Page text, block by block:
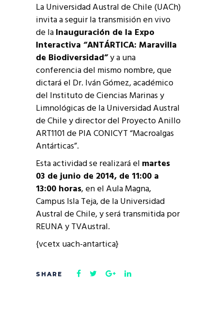
La Universidad Austral de Chile (UACh)
invita a seguir la transmisión en vivo
de laInauguración de la Expo
Interactiva “ANTÁRTICA: Maravilla
de Biodiversidad”y a una
conferencia del mismo nombre, que
dictará el Dr. Iván Gómez, académico
del Instituto de Ciencias Marinas y
Limnológicas de la Universidad Austral
de Chile y director del Proyecto Anillo
ART1101 de PIA CONICYT “Macroalgas
Antárticas”.
Esta actividad se realizará el martes
03 de junio de 2014, de 11:00 a
13:00 horas, en el Aula Magna,
Campus Isla Teja, de la Universidad
Austral de Chile, y será transmitida por
REUNA y TVAustral.
{vcetx uach-antartica}